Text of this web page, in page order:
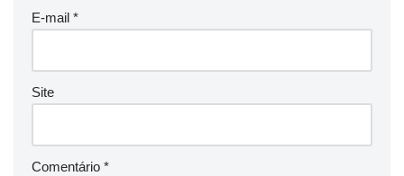
E-mail *
Site
Comentário *